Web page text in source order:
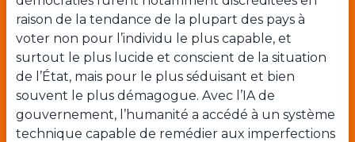
raison de la tendance de la plupart des pays à
voter non pour l’individu le plus capable, et
surtout le plus lucide et conscient de la situation
de l’État, mais pour le plus séduisant et bien
souvent le plus démagogue. Avec l’IA de
gouvernement, l’humanité a accédé à un système
technique capable de remédier aux imperfections